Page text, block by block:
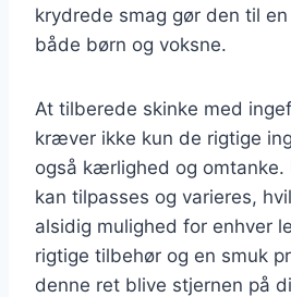
krydrede smag gør den til
både børn og voksne.
At tilberede skinke med
kræver ikke kun de rigtige
også kærlighed og omtanke.
kan tilpasses og varieres,
alsidig mulighed for enhver
rigtige tilbehør og en smuk
denne ret blive stjernen på